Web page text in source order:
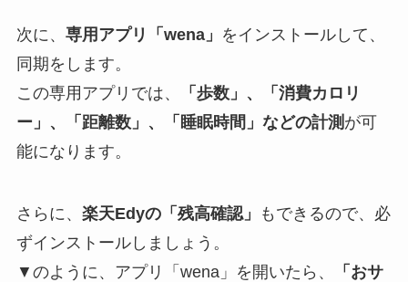
次に、 専用アプリ「wena」 をインストールして、
同期をします。
この専用アプリでは、
「歩数」、「消費カロリ
ー」、「距離数」、「睡眠時間」などの計測 が可
能になります。
さらに、 楽天Edyの「残高確認」
もできるので、必
ずインストールしましょう。
▼のように、アプリ「wena」を開いたら、
「おサ